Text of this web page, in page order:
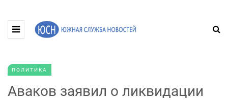
ПОЛИТИКА
Аваков заявил о ликвидации